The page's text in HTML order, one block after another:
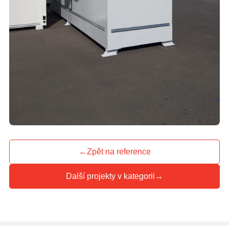
←Zpět na reference
Další projekty v kategorii →